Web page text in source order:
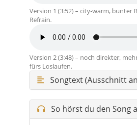
Version 1 (3:52) – city-warm, bunter
Refrain.
Version 2 (3:48) – noch direkter,
fürs Loslaufen.
Songtext (Ausschnitt
So hörst du den Song